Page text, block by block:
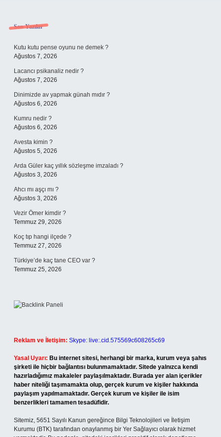
Sidebar
Son Yazılar
Kutu kutu pense oyunu ne demek ?
Ağustos 7, 2026
Lacancı psikanaliz nedir ?
Ağustos 7, 2026
Dinimizde av yapmak günah mıdır ?
Ağustos 6, 2026
Kumru nedir ?
Ağustos 6, 2026
Avesta kimin ?
Ağustos 5, 2026
Arda Güler kaç yıllık sözleşme imzaladı ?
Ağustos 3, 2026
Ahcı mı aşçı mı ?
Ağustos 3, 2026
Vezir Ömer kimdir ?
Temmuz 29, 2026
Koç tıp hangi ilçede ?
Temmuz 27, 2026
Türkiye’de kaç tane CEO var ?
Temmuz 25, 2026
Reklam ve İletişim: Skype: live:.cid.575569c608265c69
Yasal Uyarı: Bu internet sitesi, herhangi bir marka, kurum veya şahıs
şirketi ile hiçbir bağlantısı bulunmamaktadır. Sitede yalnızca kendi
hazırladığımız makaleler paylaşılmaktadır. Burada yer alan içerikler
haber niteliği taşımamakta olup, gerçek kurum ve kişiler hakkında
paylaşım yapılmamaktadır. Gerçek kurum ve kişiler ile isim
benzerlikleri tamamen tesadüfidir.
Sitemiz, 5651 Sayılı Kanun gereğince Bilgi Teknolojileri ve İletişim
Kurumu (BTK) tarafından onaylanmış bir Yer Sağlayıcı olarak hizmet